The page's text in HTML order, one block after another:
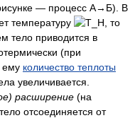
— процесс A→Б). В
температуру
, то
тело приводится в
(при
ему количество теплоты
увеличивается.
расширение (на
отсоединяется от